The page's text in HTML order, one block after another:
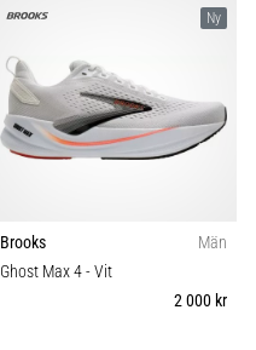
Ny
Brooks
Män
Ghost Max 4- Vit
2 000 kr